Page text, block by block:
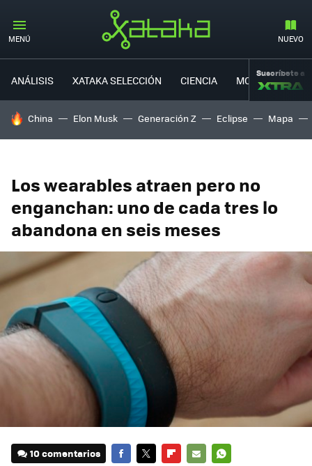
MENÚ NUEVO
ANÁLISIS XATAKA SELECCIÓN CIENCIA MOVILIDAD
Suscríbete a
HOY SE HABLA DE
China Elon Musk Generación Z Eclipse Mapa
Los wearables atraen pero no
enganchan: uno de cada tres lo
abandona en seis meses
10 comentarios